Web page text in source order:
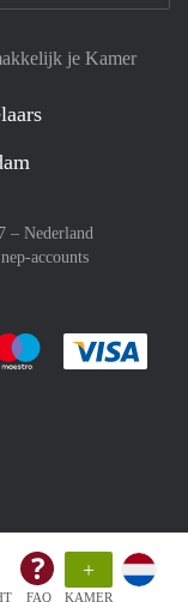
FAQ
+
KAMER
je Kamer
– Nederland
accounts
af met Paypal
gemakkelijk af met
Je rekent